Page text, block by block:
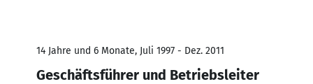
14 Jahre und 6 Monate, Juli 1997 - Dez. 2011
Geschäftsführer und Betriebsleiter